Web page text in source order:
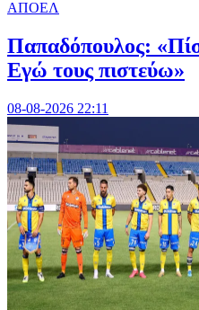
ΑΠΟΕΛ
Παπαδόπουλος:
Εγώ τους πιστεύω»
08-08-2026 22:11